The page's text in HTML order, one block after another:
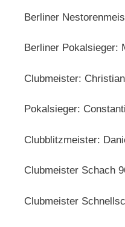
Berliner
Berliner Pokalsieger:
Clubmeister:
Pokalsieger:
Clubblitzmeister:
Clubmeister Schach
Clubmeister